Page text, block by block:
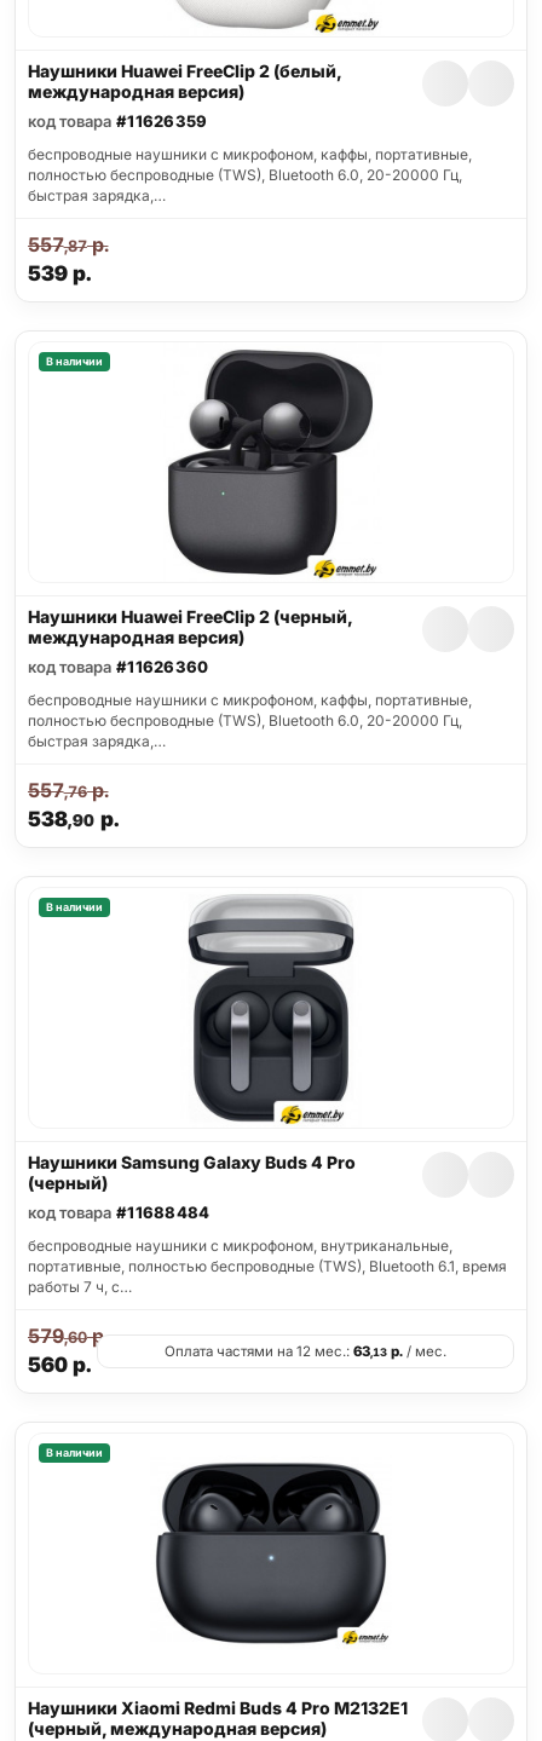
Наушники Huawei FreeClip 2 (белый,
международная версия)
код товара #11626359
беспроводные наушники с микрофоном, каффы, портативные,
полностью беспроводные (TWS), Bluetooth 6.0, 20-20000 Гц,
быстрая зарядка,…
539р.
557,87р.
В наличии
Наушники Huawei FreeClip 2 (черный,
международная версия)
код товара #11626360
беспроводные наушники с микрофоном, каффы, портативные,
полностью беспроводные (TWS), Bluetooth 6.0, 20-20000 Гц,
быстрая зарядка,…
538,90р.
557,76р.
В наличии
Наушники Samsung Galaxy Buds 4 Pro
(черный)
код товара #11688484
беспроводные наушники с микрофоном, внутриканальные,
портативные, полностью беспроводные (TWS), Bluetooth 6.1, время
работы 7 ч, с…
560р.
579,60р.
Оплата частями на 12 мес.: 63,13р./ мес.
В наличии
Наушники Xiaomi Redmi Buds 4 Pro M2132E1
(черный, международная версия)